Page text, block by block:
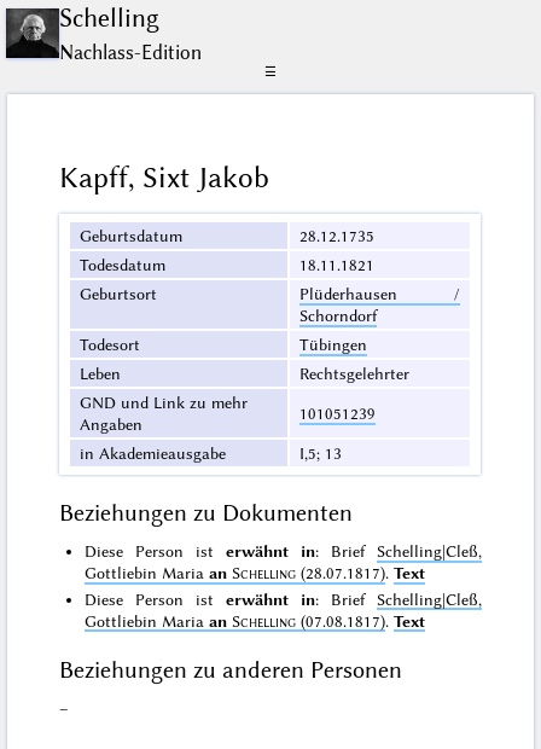
Schelling
Nachlass-Edition
☰
Kapff, Sixt Jakob
Geburtsdatum
28.12.1735
Todesdatum
18.11.1821
Geburtsort
Plüderhausen /
Schorndorf
Todesort
Tübingen
Leben
Rechtsgelehrter
GND und Link zu mehr
Angaben
101051239
in Akademieausgabe I,5; 13
Beziehungen zu Dokumenten
Diese Person ist erwähnt in: Brief Schelling|Cleß,
Gottliebin Mariaan Schelling (28.07.1817).Text
Diese Person ist erwähnt in: Brief Schelling|Cleß,
Gottliebin Mariaan Schelling (07.08.1817).Text
Beziehungen zu anderen Personen
–